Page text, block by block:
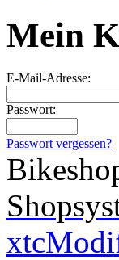
Mein
E-Mail-Adresse:
Passwort:
Passwort vergessen?